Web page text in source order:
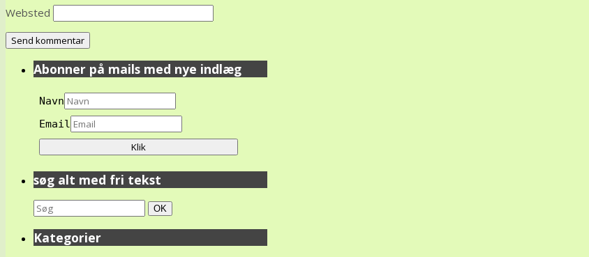
Websted
Abonner på mails med nye indlæg
Navn
Email
søg alt med fri tekst
Search
for:
Søg
OK
Kategorier